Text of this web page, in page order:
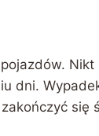
Nikt
dni.
się